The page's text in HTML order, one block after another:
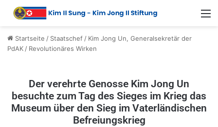
Startseite / Staatschef/ Kim Jong Un, Generalsekretär der
PdAK/ Revolutionäres Wirken
Der verehrte Genosse Kim Jong Un
besuchte zum Tag des Sieges im Krieg das
Museum über den Sieg im Vaterländischen
Befreiungskrieg